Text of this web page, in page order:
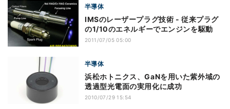
半導体
IMSのレーザープラグ技術 - 従来プラグ
の1/10のエネルギーでエンジンを駆動
2011/07/05 05:00
半導体
浜松ホトニクス、GaNを用いた紫外域の
透過型光電面の実用化に成功
2010/07/29 15:54